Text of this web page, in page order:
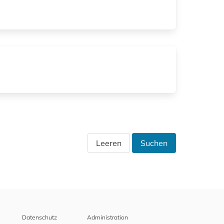
Leeren Suchen
Datenschutz Administration